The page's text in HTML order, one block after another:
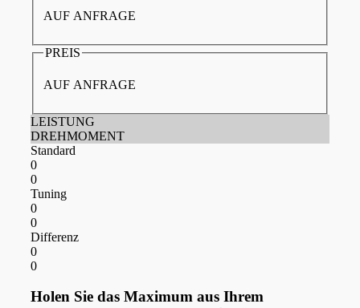
AUF ANFRAGE
PREIS
AUF ANFRAGE
LEISTUNG
DREHMOMENT
Standard
0
0
Tuning
0
0
Differenz
0
0
Holen Sie das Maximum aus Ihrem